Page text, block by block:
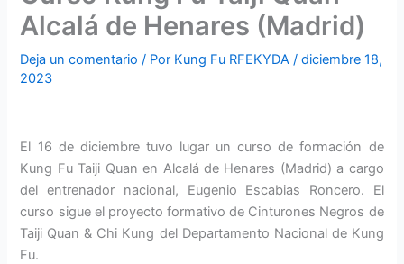
Alcalá de Henares (Madrid)
Deja un comentario / Por Kung Fu RFEKYDA/diciembre 18,
2023
El 16 de diciembre tuvo lugar un curso de formación de
Kung Fu Taiji Quan en Alcalá de Henares (Madrid) a cargo
del entrenador nacional, Eugenio Escabias Roncero. El
curso sigue el proyecto formativo de Cinturones Negros de
Taiji Quan & Chi Kung del Departamento Nacional de Kung
Fu.